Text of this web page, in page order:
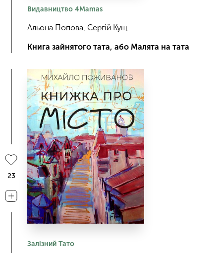
Видавництво 4Mamas
Альона Попова, Сергій Кущ
Книга зайнятого тата, або Малята на тата
Залізний Тато
23